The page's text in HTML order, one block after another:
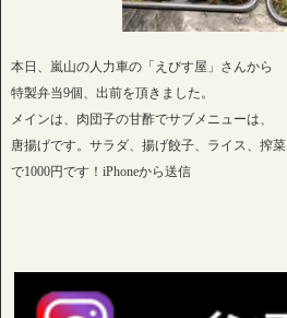
本日、嵐山の人力車の「えびす屋」さんから
特製弁当9個、出前を頂きました。
メインは、肉団子の甘酢でサブメニューは、
唐揚げです。サラダ、揚げ餃子、ライス、搾菜
で1000円です！iPhoneから送信